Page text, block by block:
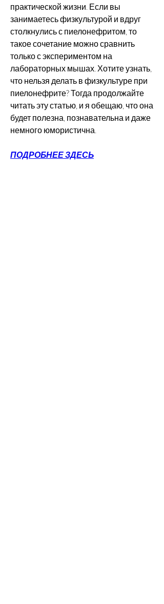
практической жизни. Если вы
занимаетесь физкультурой и вдруг
столкнулись с пиелонефритом, то
такое сочетание можно сравнить
только с экспериментом на
лабораторных мышах. Хотите узнать,
что нельзя делать в физкультуре при
пиелонефрите? Тогда продолжайте
читать эту статью, и я обещаю, что она
будет полезна, познавательна и даже
немного юмористична.
ПОДРОБНЕЕ ЗДЕСЬ